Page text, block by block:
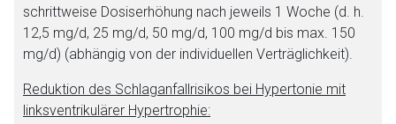
schrittweise Dosiserhöhung nach jeweils 1 Woche (d. h.
12,5 mg/d, 25 mg/d, 50 mg/d, 100 mg/d bis max. 150
mg/d) (abhängig von der individuellen Verträglichkeit).
Reduktion des Schlaganfallrisikos bei Hypertonie mit
linksventrikulärer Hypertrophie: